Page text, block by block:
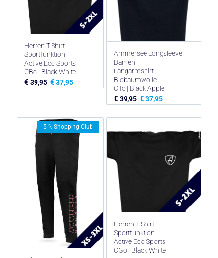
Herren T-Shirt
Sportfunktion
Active Eco Sports
CBo | Black White
€ 39,95 € 37,95
Ammersee Longsleeve
Damen
Langarmshirt
Biobaumwolle
CTo | Black Apple
€ 39,95 € 37,95
5 % Shopping Club
Herren T-Shirt
Sportfunktion
Active Eco Sports
CGo | Black White